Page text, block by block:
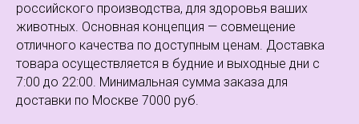
российского производства, для здоровья ваших
животных. Основная концепция — совмещение
отличного качества по доступным ценам. Доставка
товара осуществляется в будние и выходные дни с
7:00 до 22:00. Минимальная сумма заказа для
доставки по Москве 7000 руб.